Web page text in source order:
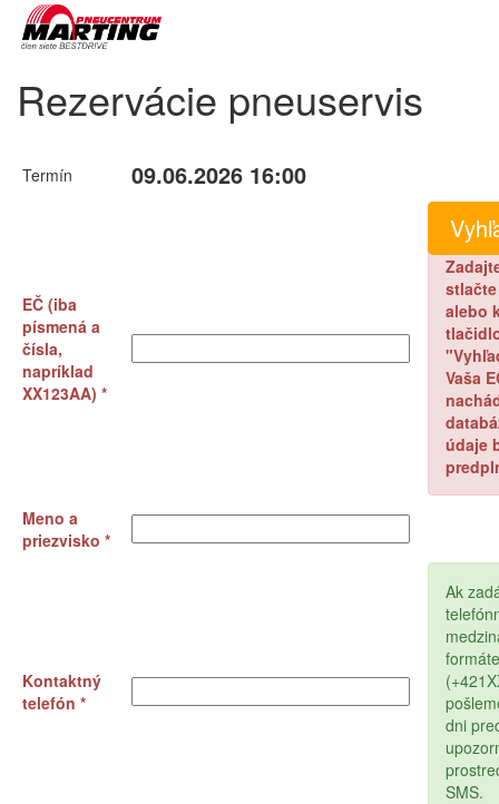
Rezervácie pneuservis
Termín 09.06.2026 16:00
EČ (iba
písmená a
čísla,
napríklad
XX123AA) *
stlačte
alebo
Vaša
údaje
Meno a
priezvisko *
Kontaktný
telefón *
Ak
formáte
dni
SMS.